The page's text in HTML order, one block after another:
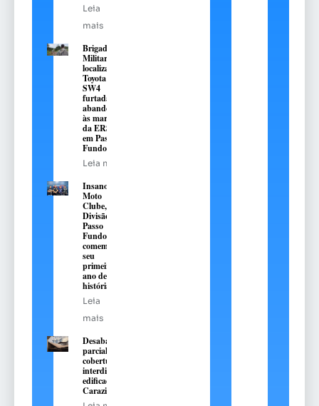
Leia
mais
Brigada
Militar
localiza
Toyota Hilux
SW4
furtada e
abandonada
às margens
da ERS-324,
em Passo
Fundo
Leia mais
Insanos
Moto
Clube,
Divisão
Passo
Fundo,
comemora
seu
primeiro
ano de
história
Leia
mais
Desabamento
parcial de
cobertura
interdita
edificação em
Carazinho